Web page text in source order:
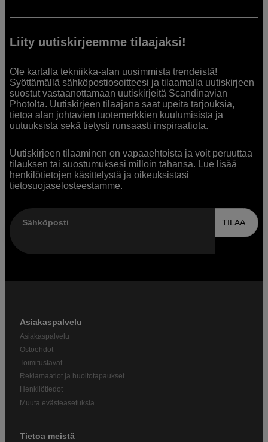
Liity uutiskirjeemme tilaajaksi!
Ole kartalla tekniikka-alan uusimmista trendeistä!
Syöttämällä sähköpostiosoitteesi ja tilaamalla uutiskirjeen
suostut vastaanottamaan uutiskirjeitä Scandinavian
Photolta. Uutiskirjeen tilaajana saat upeita tarjouksia,
tietoa alan johtavien tuotemerkkien kuulumisista ja
uutuuksista sekä tietysti runsaasti inspiraatiota.
Uutiskirjeen tilaaminen on vapaaehtoista ja voit peruuttaa
tilauksen tai suostumuksesi milloin tahansa. Lue lisää
henkilötietojen käsittelystä ja oikeuksistasi
tietosuojaselosteestamme.
Sähköposti TILAA
Asiakaspalvelu
Asiakaspalvelu
Ostoehdot
Toimitustavat
Reklamaatiot ja huoltotapaukset
Henkilötiedot
Muuta evästeasetuksia
Tietoa meistä